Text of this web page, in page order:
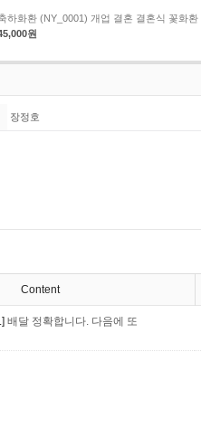
하화환 (NY_0001) 개업 결혼 결혼식 꽃화
원
장정호
Content
배달 정확합니다. 다음에 또